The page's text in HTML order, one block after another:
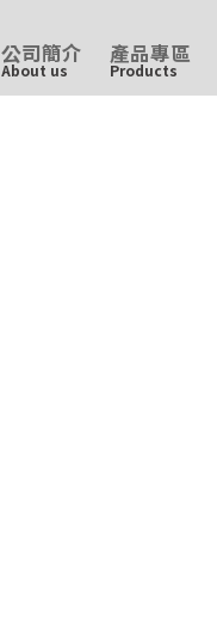
公司簡介
About us
產品專區
Products